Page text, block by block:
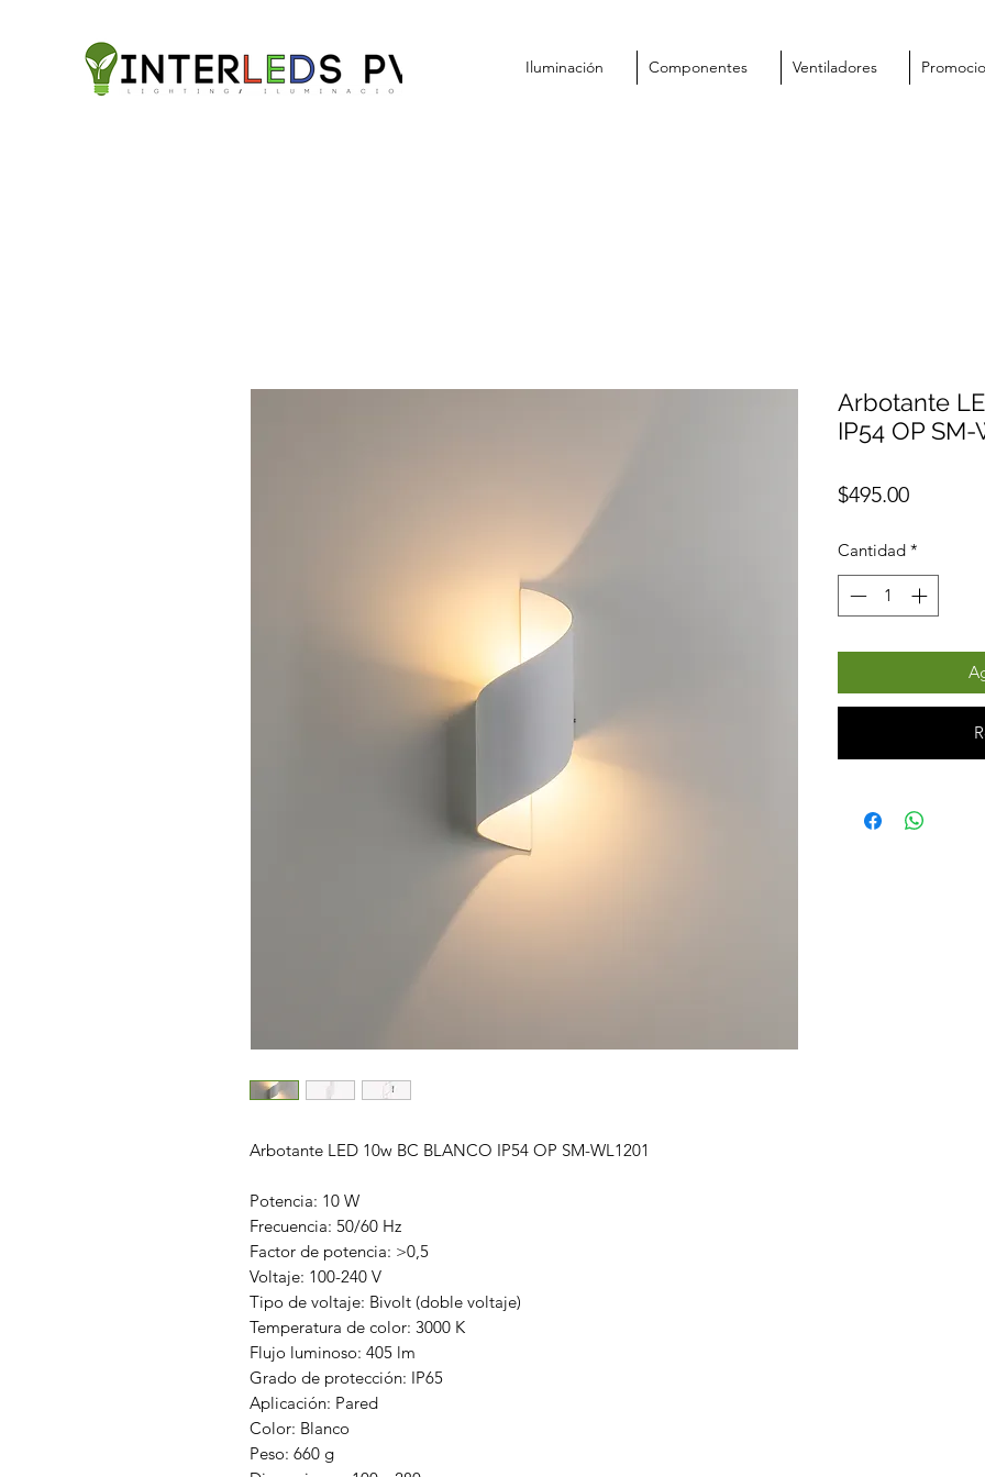
Iluminación Componentes Ventiladores
Arbotante LED 10w BC BLANCO IP54 OP SM-WL1201
Potencia: 10 W
Frecuencia: 50/60 Hz
Factor de potencia: >0,5
Voltaje: 100-240 V
Tipo de voltaje: Bivolt (doble voltaje)
Temperatura de color: 3000 K
Flujo luminoso: 405 lm
Grado de protección: IP65
Aplicación: Pared
Color: Blanco
Peso: 660 g
Arbotante
IP54 OP SM-
$495.00Precio
Cantidad *